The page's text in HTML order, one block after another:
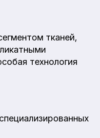
тканей,
технология